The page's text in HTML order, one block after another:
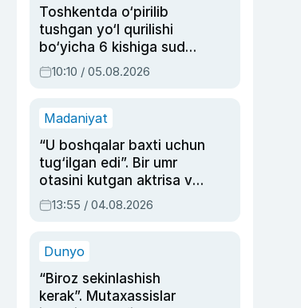
Toshkentda o‘pirilib
tushgan yo‘l qurilishi
bo‘yicha 6 kishiga sud
hukmi o‘qildi
10:10 / 05.08.2026
Madaniyat
“U boshqalar baxti uchun
tug‘ilgan edi”. Bir umr
otasini kutgan aktrisa va
dublyaj ustasi Rimma
Ahmedovaning
13:55 / 04.08.2026
Dunyo
“Biroz sekinlashish
kerak”. Mutaxassislar